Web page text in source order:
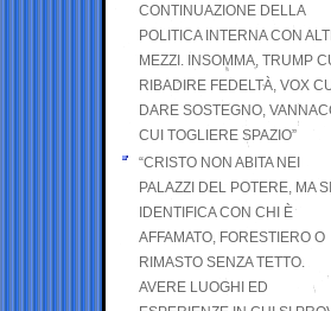
CONTINUAZIONE DELLA
POLITICA INTERNA CON
MEZZI. INSOMMA, TRUMP
RIBADIRE FEDELTÀ, VOX
DARE SOSTEGNO,
CUI TOGLIERE SPAZIO”
“CRISTO NON ABITA NEI
PALAZZI DEL POTERE, MA SI
IDENTIFICA CON CHI È
AFFAMATO, FORESTIERO O
RIMASTO SENZA TETTO.
AVERE LUOGHI ED